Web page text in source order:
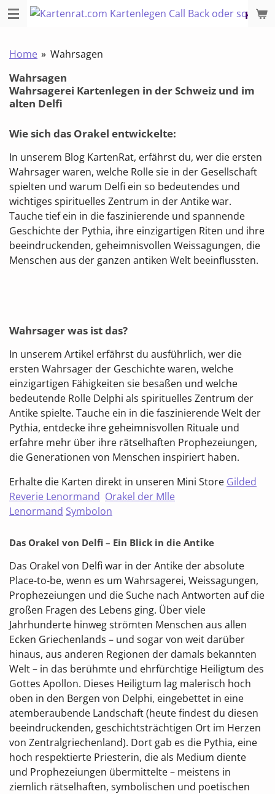
Zum
Home » Wahrsagen
Wahrsagen
Wahrsagerei Kartenlegen in der Schweiz und im
alten Delfi
Wie sich das Orakel entwickelte:
In unserem Blog KartenRat, erfährst du, wer die ersten
Wahrsager waren, welche Rolle sie in der Gesellschaft
spielten und warum Delfi ein so bedeutendes und
wichtiges spirituelles Zentrum in der Antike war.
Tauche tief ein in die faszinierende und spannende
Geschichte der Pythia, ihre einzigartigen Riten und ihre
beeindruckenden, geheimnisvollen Weissagungen, die
Menschen aus der ganzen antiken Welt beeinflussten.
Wahrsager was ist das?
In unserem Artikel erfährst du ausführlich, wer die
ersten Wahrsager der Geschichte waren, welche
einzigartigen Fähigkeiten sie besaßen und welche
bedeutende Rolle Delphi als spirituelles Zentrum der
Antike spielte. Tauche ein in die faszinierende Welt der
Pythia, entdecke ihre geheimnisvollen Rituale und
erfahre mehr über ihre rätselhaften Prophezeiungen,
die Generationen von Menschen inspiriert haben.
Erhalte die Karten direkt in unseren Mini Store Gilded
Reverie Lenormand Orakel der Mlle
Lenormand Symbolon
Das Orakel von Delfi – Ein Blick in die Antike
Das Orakel von Delfi war in der Antike der absolute
Place-to-be, wenn es um Wahrsagerei, Weissagungen,
Prophezeiungen und die Suche nach Antworten auf die
großen Fragen des Lebens ging. Über viele
Jahrhunderte hinweg strömten Menschen aus allen
Ecken Griechenlands – und sogar von weit darüber
hinaus, aus anderen Regionen der damals bekannten
Welt – in das berühmte und ehrfürchtige Heiligtum des
Gottes Apollon. Dieses Heiligtum lag malerisch hoch
oben in den Bergen von Delphi, eingebettet in eine
atemberaubende Landschaft (heute findest du diesen
beeindruckenden, geschichtsträchtigen Ort im Herzen
von Zentralgriechenland). Dort gab es die Pythia, eine
hoch respektierte Priesterin, die als Medium diente
und Prophezeiungen übermittelte – meistens in
ziemlich rätselhaften, symbolischen und poetischen